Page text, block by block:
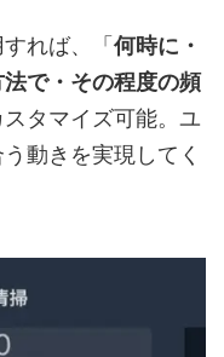
れば、「 何時に・
で・その程度の頻
タマイズ可能。ユ
動きを実現してく